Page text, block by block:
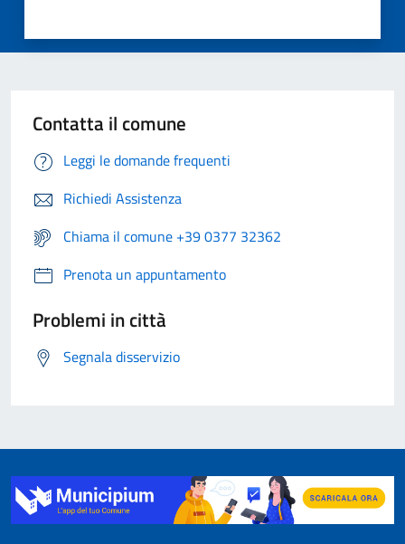
Contatta il comune
Leggi le domande frequenti
Richiedi Assistenza
Chiama il comune +39 0377 32362
Prenota un appuntamento
Problemi in città
Segnala disservizio